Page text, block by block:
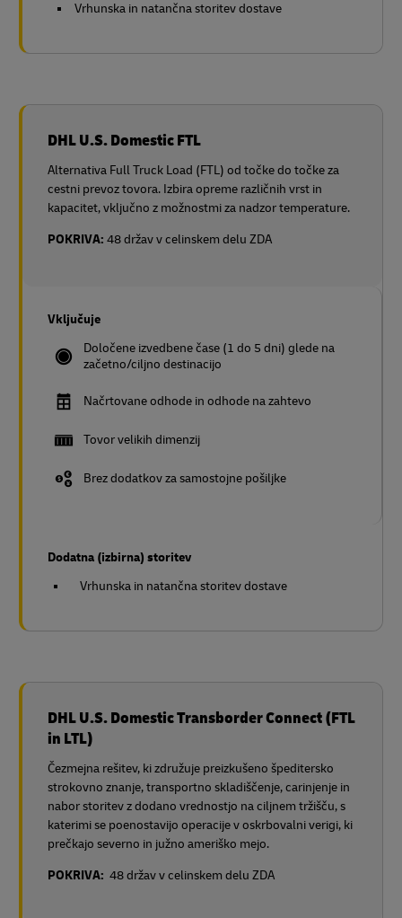
Vrhunska in natančna storitev dostave
DHL U.S. Domestic FTL
Alternativa Full Truck Load (FTL) od točke do točke za
cestni prevoz tovora. Izbira opreme različnih vrst in
kapacitet, vključno z možnostmi za nadzor temperature.
POKRIVA: 48 držav v celinskem delu ZDA
Vključuje
Določene izvedbene čase (1 do 5 dni) glede na
začetno/ciljno destinacijo
Načrtovane odhode in odhode na zahtevo
Tovor velikih dimenzij
Brez dodatkov za samostojne pošiljke
Dodatna (izbirna) storitev
Vrhunska in natančna storitev dostave
DHL U.S. Domestic Transborder Connect (FTL
in LTL)
Čezmejna rešitev, ki združuje preizkušeno špeditersko
strokovno znanje, transportno skladiščenje, carinjenje in
nabor storitev z dodano vrednostjo na ciljnem tržišču, s
katerimi se poenostavijo operacije v oskrbovalni verigi, ki
prečkajo severno in južno ameriško mejo.
POKRIVA: 48 držav v celinskem delu ZDA